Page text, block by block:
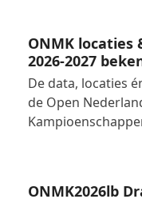
ONMK locaties
2026-2027
De data, locaties
de Open
ONMK2026lb